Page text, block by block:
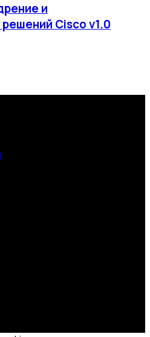
и
Cisco v1.0